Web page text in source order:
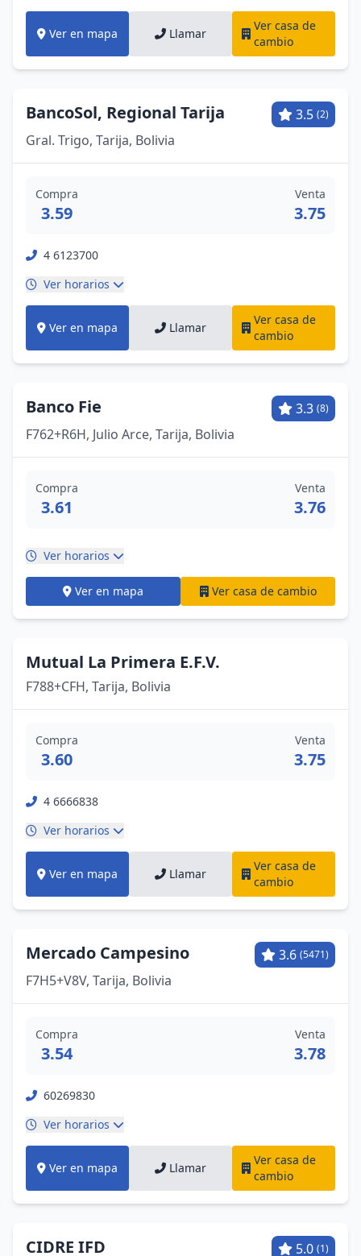
Ver en mapa Llamar
Ver casa de
cambio
BancoSol, Regional Tarija 3.5 (2)
Gral. Trigo, Tarija, Bolivia
Compra
3.59
Venta
3.75
4 6123700
Ver horarios
Ver en mapa Llamar
Ver casa de
cambio
Banco Fie 3.3 (8)
F762+R6H, Julio Arce, Tarija, Bolivia
Compra
3.61
Venta
3.76
Ver horarios
Ver en mapa Ver casa de cambio
Mutual La Primera E.F.V.
F788+CFH, Tarija, Bolivia
Compra
3.60
Venta
3.75
4 6666838
Ver horarios
Ver en mapa Llamar
Ver casa de
cambio
Mercado Campesino 3.6 (5471)
F7H5+V8V, Tarija, Bolivia
Compra
3.54
Venta
3.78
60269830
Ver horarios
Ver en mapa Llamar
Ver casa de
cambio
CIDRE IFD 5.0 (1)